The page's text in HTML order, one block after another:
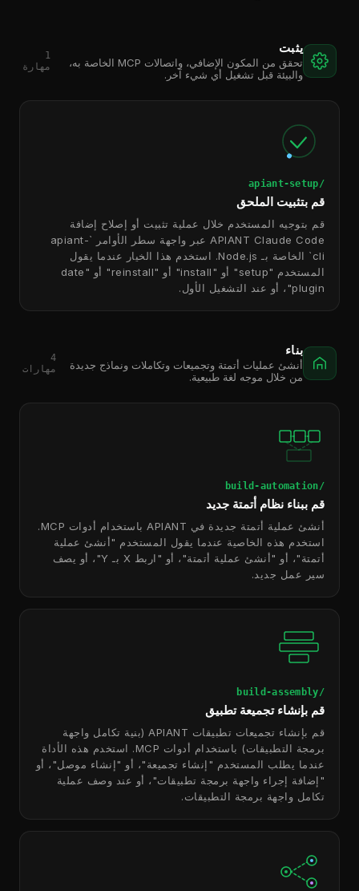
يثبت
تحقق من المكون الإضافي، واتصالات MCP الخاصة به،
والبيئة قبل تشغيل أي شيء آخر.
1
مهارة
/apiant-setup
قم بتثبيت الملحق
قم بتوجيه المستخدم خلال عملية تثبيت أو إصلاح إضافة
APIANT Claude Code عبر واجهة سطر الأوامر `apiant-
cli` الخاصة بـ Node.js. استخدم هذا الخيار عندما يقول
المستخدم "setup" أو "install" أو "reinstall" أو "date
plugin"، أو عند التشغيل الأول.
بناء
أنشئ عمليات أتمتة وتجميعات وتكاملات ونماذج جديدة
من خلال موجه لغة طبيعية.
4
مهارات
/build-automation
قم ببناء نظام أتمتة جديد
أنشئ عملية أتمتة جديدة في APIANT باستخدام أدوات MCP.
استخدم هذه الخاصية عندما يقول المستخدم "أنشئ عملية
أتمتة"، أو "أنشئ عملية أتمتة"، أو "اربط X بـ Y"، أو يصف
سير عمل جديد.
/build-assembly
قم بإنشاء تجميعة تطبيق
قم بإنشاء تجميعات تطبيقات APIANT (بنية تكامل واجهة
برمجة التطبيقات) باستخدام أدوات MCP. استخدم هذه الأداة
عندما يطلب المستخدم "إنشاء تجميعة"، أو "إنشاء موصل"، أو
"إضافة إجراء واجهة برمجة تطبيقات"، أو عند وصف عملية
تكامل واجهة برمجة التطبيقات.